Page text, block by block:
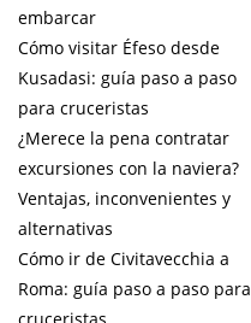
embarcar
Cómo visitar Éfeso desde
Kusadasi: guía paso a paso
para cruceristas
¿Merece la pena contratar
excursiones con la naviera?
Ventajas, inconvenientes y
alternativas
Cómo ir de Civitavecchia a
Roma: guía paso a paso para